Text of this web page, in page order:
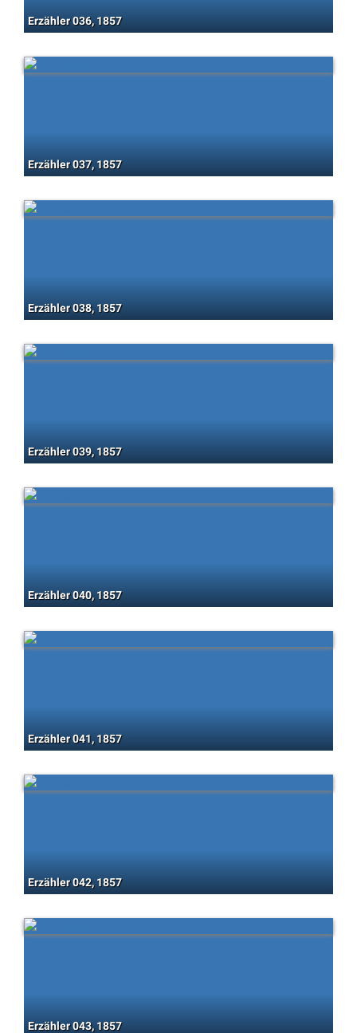
Erzähler 036, 1857
Erzähler 037, 1857
Erzähler 038, 1857
Erzähler 039, 1857
Erzähler 040, 1857
Erzähler 041, 1857
Erzähler 042, 1857
Erzähler 043, 1857